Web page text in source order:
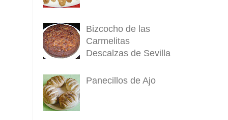
Bizcocho de las
Carmelitas
Descalzas de Sevilla
Panecillos de Ajo